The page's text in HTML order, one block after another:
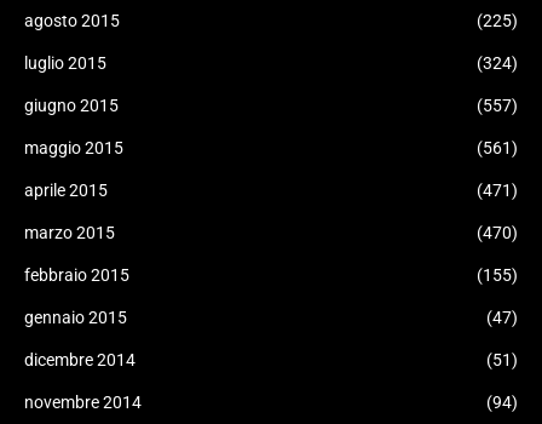
agosto 2015 (225)
luglio 2015 (324)
giugno 2015 (557)
maggio 2015 (561)
aprile 2015 (471)
marzo 2015 (470)
febbraio 2015 (155)
gennaio 2015 (47)
dicembre 2014 (51)
novembre 2014 (94)